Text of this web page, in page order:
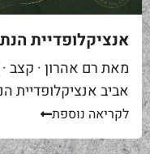
אנציקלופדיית הנתחים ·
מאת רם אהרון · קצב
סיפור. אתם באים
לקריאה נוספת